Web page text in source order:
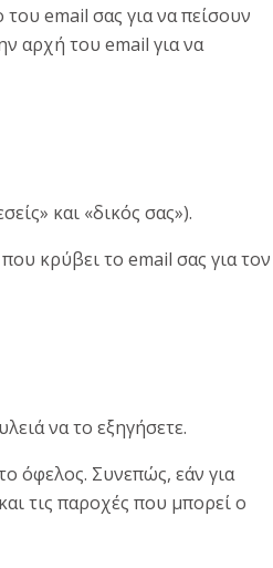
του email σας για να πείσουν
αρχή του email για να
και «δικός σας»).
κρύβει το email σας για τον
να το εξηγήσετε.
όφελος. Συνεπώς, εάν για
τις παροχές που μπορεί ο